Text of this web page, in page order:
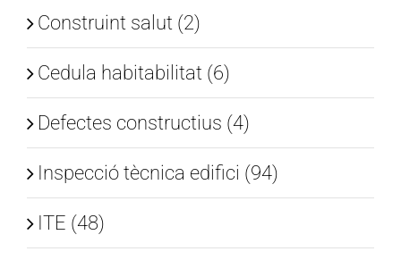
Construint salut (2)
Cedula habitabilitat (6)
Defectes constructius (4)
Inspecció tècnica edifici (94)
ITE (48)